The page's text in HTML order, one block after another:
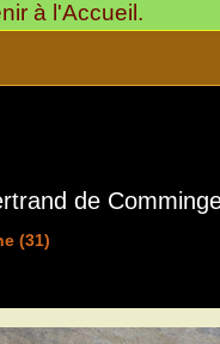
à l'Accueil.
de
(31)